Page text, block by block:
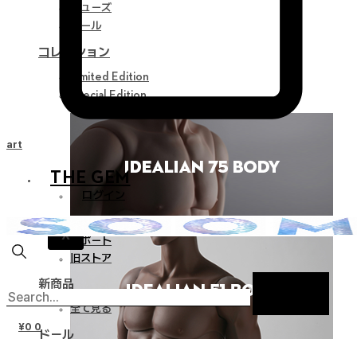
シューズ
ツール
コレクション
Limited Edition
Special Edition
THE GEM
ログイン
X
お知らせ
サポート
旧ストア
新商品
全て見る
ドール
¥0 0